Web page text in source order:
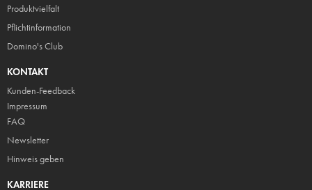
Produktvielfalt
Pflichtinformation
Domino's Club
KONTAKT
Kunden-Feedback
Impressum
FAQ
Newsletter
Hinweis geben
KARRIERE